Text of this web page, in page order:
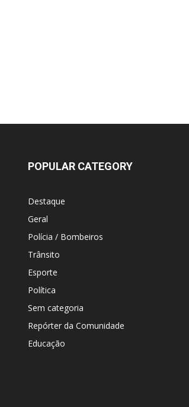
POPULAR CATEGORY
Destaque
Geral
Polícia / Bombeiros
Trânsito
Esporte
Política
Sem categoria
Repórter da Comunidade
Educação